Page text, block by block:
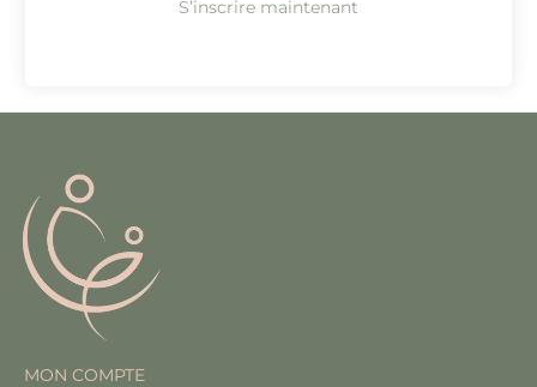
S’inscrire maintenant
MON COMPTE